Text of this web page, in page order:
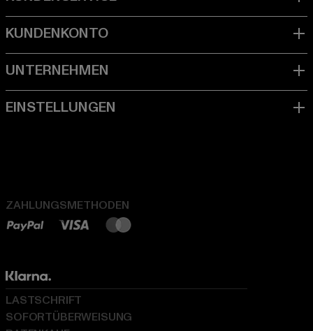
ZAHLUNGSMETHODEN
LASTSCHRIFT
SOFORTÜBERWEISUNG